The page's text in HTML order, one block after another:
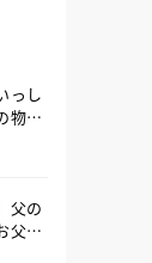
っし
物
父の
父さ